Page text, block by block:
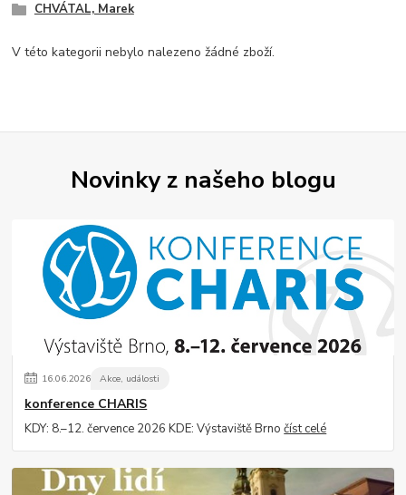
CHVÁTAL, Marek
V této kategorii nebylo nalezeno žádné zboží.
Novinky z našeho blogu
16.06.2026 Akce, události
konference CHARIS
KDY: 8.–12. července 2026 KDE: Výstaviště Brnočíst celé